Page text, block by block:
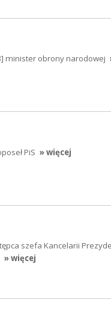
minister obrony narodowej
PiS » więcej
szefa Kancelarii
» więcej